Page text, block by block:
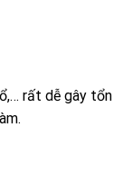
rất dễ gây tổn